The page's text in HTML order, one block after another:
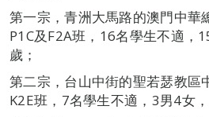
第一宗，青洲大馬路的澳門中華
P1C及F2A班，16名學生不適，
歲；
第二宗，台山中街的聖若瑟教區
K2E班，7名學生不適，3男4女